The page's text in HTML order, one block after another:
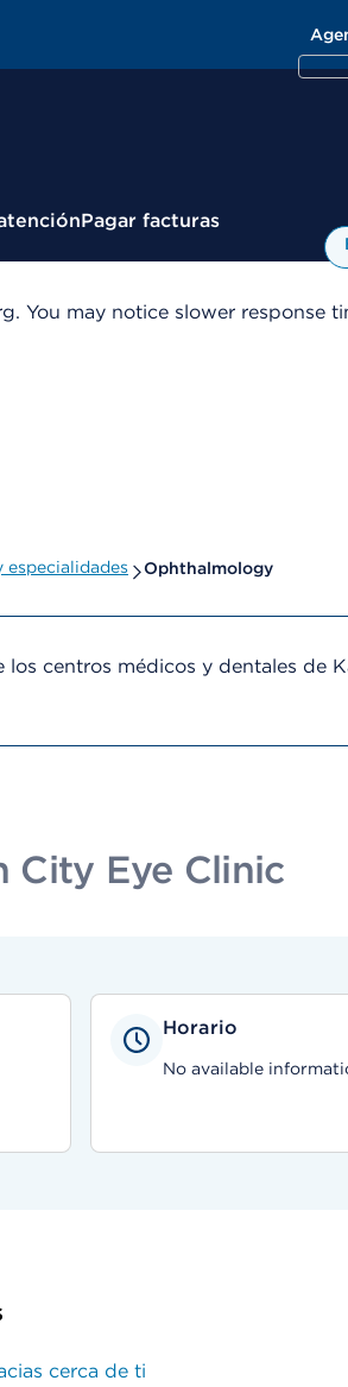
Pagar facturas
You may notice slower response
especialidades Ophthalmology
centros médicos y dentales de
City Eye Clinic
Horario
No available
cerca de ti